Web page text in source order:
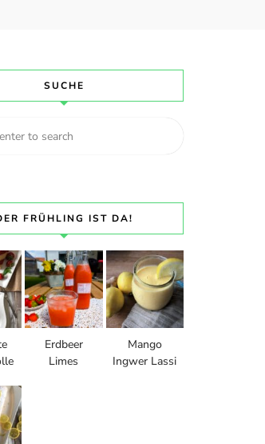
SUCHE
FRÜHLING IST DA!
Erdbeer
Limes
Mango
Ingwer Lassi